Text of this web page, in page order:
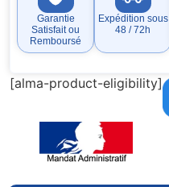
Garantie
Satisfait ou
Remboursé
Expédition sous
48 / 72h
[alma-product-eligibility]